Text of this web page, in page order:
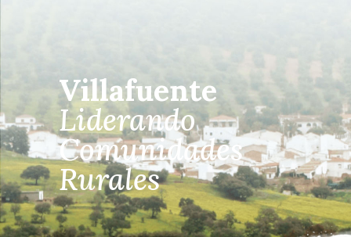
Villafuente
Liderando
Comunidades
Rurales